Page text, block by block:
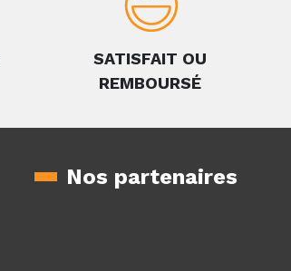
SATISFAIT OU
REMBOURSÉ
Nos partenaires